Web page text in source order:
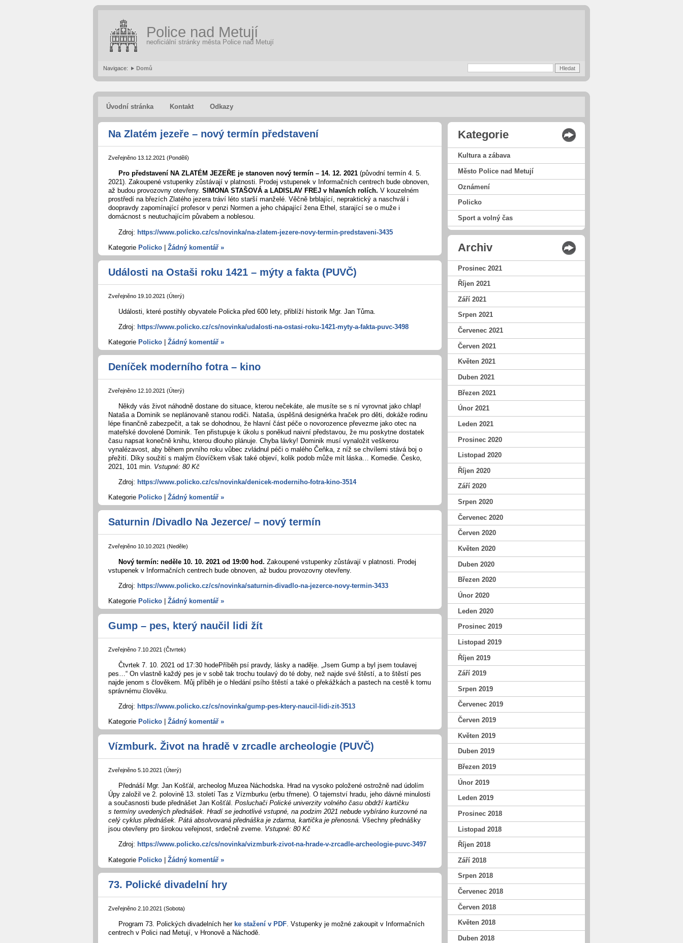
Police nad Metují
neoficiální stránky města Police nad Metují
Navigace: Domů
Úvodní stránka Kontakt Odkazy
Na Zlatém jezeře – nový termín představení
Zveřejněno 13.12.2021 (Pondělí)
Pro představení NA ZLATÉM JEZEŘE je stanoven nový termín – 14. 12. 2021 (původní termín 4. 5.
2021). Zakoupené vstupenky zůstávají v platnosti. Prodej vstupenek v Informačních centrech bude obnoven,
až budou provozovny otevřeny. SIMONA STAŠOVÁ a LADISLAV FREJ v hlavních rolích. V kouzelném
prostředí na březích Zlatého jezera tráví léto starší manželé. Věčně brblající, nepraktický a naschvál i
doopravdy zapomínající profesor v penzi Normen a jeho chápající žena Ethel, starající se o muže i
domácnost s neutuchajícím půvabem a noblesou.
Zdroj: https://www.policko.cz/cs/novinka/na-zlatem-jezere-novy-termin-predstaveni-3435
Kategorie Policko | Žádný komentář »
Události na Ostaši roku 1421 – mýty a fakta (PUVČ)
Zveřejněno 19.10.2021 (Úterý)
Události, které postihly obyvatele Policka před 600 lety, přiblíží historik Mgr. Jan Tůma.
Zdroj: https://www.policko.cz/cs/novinka/udalosti-na-ostasi-roku-1421-myty-a-fakta-puvc-3498
Kategorie Policko Žádný komentář »
Deníček moderního fotra – kino
Zveřejněno 12.10.2021 (Úterý)
Někdy vás život náhodně dostane do situace, kterou nečekáte, ale musíte se s ní vyrovnat jako chlap!
Nataša a Dominik se neplánovaně stanou rodiči. Nataša, úspěšná designérka hraček pro děti, dokáže rodinu
lépe finančně zabezpečit, a tak se dohodnou, že hlavní část péče o novorozence převezme jako otec na
mateřské dovolené Dominik. Ten přistupuje k úkolu s poněkud naivní představou, že mu poskytne dostatek
času napsat konečně knihu, kterou dlouho plánuje. Chyba lávky! Dominik musí vynaložit veškerou
vynalézavost, aby během prvního roku vůbec zvládnul péči o malého Čeňka, z níž se chvílemi stává boj o
přežití. Díky soužití s malým človíčkem však také objeví, kolik podob může mít láska… Komedie. Česko,
2021, 101 min. Vstupné: 80 Kč
Zdroj: https://www.policko.cz/cs/novinka/denicek-moderniho-fotra-kino-3514
Kategorie Policko Žádný komentář »
Saturnin /Divadlo Na Jezerce/ – nový termín
Zveřejněno 10.10.2021 (Neděle)
Nový termín: neděle 10. 10. 2021 od 19:00 hod. Zakoupené vstupenky zůstávají v platnosti. Prodej
vstupenek v Informačních centrech bude obnoven, až budou provozovny otevřeny.
Zdroj: https://www.policko.cz/cs/novinka/saturnin-divadlo-na-jezerce-novy-termin-3433
Kategorie Policko Žádný komentář »
Gump – pes, který naučil lidi žít
Zveřejněno 7.10.2021 (Čtvrtek)
Čtvrtek 7. 10. 2021 od 17:30 hodePříběh psí pravdy, lásky a naděje. „Jsem Gump a byl jsem toulavej
pes…“ On vlastně každý pes je v sobě tak trochu toulavý do té doby, než najde své štěstí, a to štěstí pes
najde jenom s člověkem. Můj příběh je o hledání psího štěstí a také o překážkách a pastech na cestě k tomu
správnému člověku.
Zdroj: https://www.policko.cz/cs/novinka/gump-pes-ktery-naucil-lidi-zit-3513
Kategorie Policko Žádný komentář »
Vízmburk. Život na hradě v zrcadle archeologie (PUVČ)
Zveřejněno 5.10.2021 (Úterý)
Přednáší Mgr. Jan Košťál, archeolog Muzea Náchodska. Hrad na vysoko položené ostrožně nad údolím
Úpy založil ve 2. polovině 13. století Tas z Vízmburku (erbu třmene). O tajemství hradu, jeho dávné minulosti
a současnosti bude přednášet Jan Košťál. Posluchači Polické univerzity volného času obdrží kartičku
s termíny uvedených přednášek. Hradí se jednotlivé vstupné, na podzim 2021 nebude vybíráno kurzovné na
celý cyklus přednášek. Pátá absolvovaná přednáška je zdarma, kartička je přenosná. Všechny přednášky
jsou otevřeny pro širokou veřejnost, srdečně zveme. Vstupné: 80 Kč
Zdroj: https://www.policko.cz/cs/novinka/vizmburk-zivot-na-hrade-v-zrcadle-archeologie-puvc-3497
Kategorie Policko | Žádný komentář »
73. Polické divadelní hry
Zveřejněno 2.10.2021 (Sobota)
Program 73. Polických divadelních her ke stažení v PDF . Vstupenky je možné zakoupit v Informačních
centrech v Polici nad Metují, v Hronově a Náchodě.
Kategorie
Kultura a zábava
Město Police nad Metují
Oznámení
Policko
Sport a volný čas
Archiv
Prosinec 2021
Říjen 2021
Září 2021
Srpen 2021
Červenec 2021
Červen 2021
Květen 2021
Duben 2021
Březen 2021
Únor 2021
Leden 2021
Prosinec 2020
Listopad 2020
Říjen 2020
Září 2020
Srpen 2020
Červenec 2020
Červen 2020
Květen 2020
Duben 2020
Březen 2020
Únor 2020
Leden 2020
Prosinec 2019
Listopad 2019
Říjen 2019
Září 2019
Srpen 2019
Červenec 2019
Červen 2019
Květen 2019
Duben 2019
Březen 2019
Únor 2019
Leden 2019
Prosinec 2018
Listopad 2018
Říjen 2018
Září 2018
Srpen 2018
Červenec 2018
Červen 2018
Květen 2018
Duben 2018